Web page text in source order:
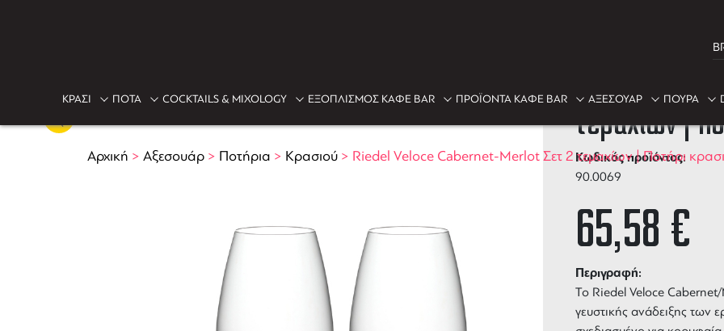
ΚΡΑΣΙ ΠΟΤΑ COCKTAILS & MIXOLOGY ΕΞΟΠΛΙΣΜΟΣ ΚΑΦΕ BAR ΠΡΟΪΟΝΤΑ ΚΑΦΕ BAR ΑΞΕΣΟΥΑΡ ΠΟΥΡΑ
Αρχική > Αξεσουάρ> Ποτήρια > Κρασιού> Riedel Veloce Cabernet-Merlot Σετ 2 τεμαχίων | Ποτήρι
Riedel
τεμαχίων |
Κωδικός προϊόντος:
90.0069
65,58€
Περιγραφή:
Το Riedel Veloce
γευστικής ανάδειξης των